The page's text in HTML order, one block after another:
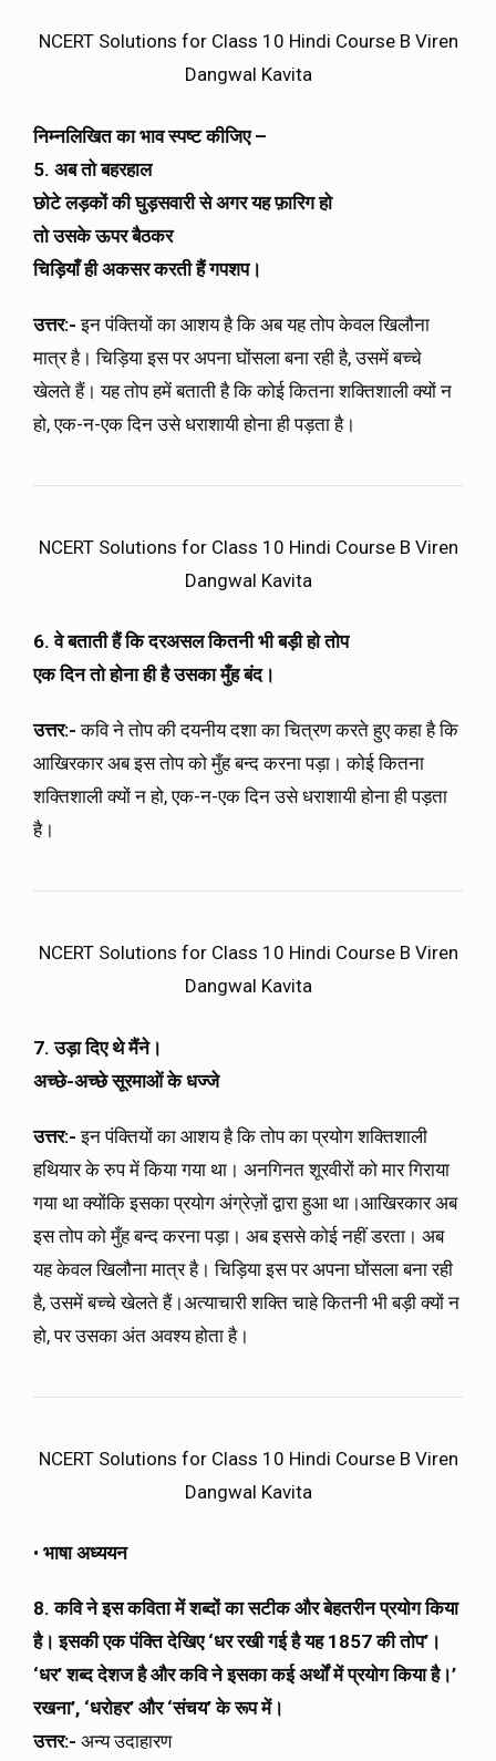
NCERT Solutions for Class 10 Hindi Course B Viren
Dangwal Kavita
निम्नलिखित का भाव स्पष्ट कीजिए –
5. अब तो बहरहाल
छोटे लड़कों की घुड़सवारी से अगर यह फ़ारिग हो
तो उसके ऊपर बैठकर
चिड़ियाँ ही अकसर करती हैं गपशप।
उत्तर:-इन पंक्तियों का आशय है कि अब यह तोप केवल खिलौना
मात्र है। चिड़िया इस पर अपना घोंसला बना रही है, उसमें बच्चे
खेलते हैं। यह तोप हमें बताती है कि कोई कितना शक्तिशाली क्यों न
हो, एक-न-एक दिन उसे धराशायी होना ही पड़ता है।
NCERT Solutions for Class 10 Hindi Course B Viren
Dangwal Kavita
6. वे बताती हैं कि दरअसल कितनी भी बड़ी हो तोप
एक दिन तो होना ही है उसका मुँह बंद।
उत्तर:-कवि ने तोप की दयनीय दशा का चित्रण करते हुए कहा है कि
आखिरकार अब इस तोप को मुँह बन्द करना पड़ा। कोई कितना
शक्तिशाली क्यों न हो, एक-न-एक दिन उसे धराशायी होना ही पड़ता
है।
NCERT Solutions for Class 10 Hindi Course B Viren
Dangwal Kavita
7. उड़ा दिए थे मैंने।
अच्छे-अच्छे सूरमाओं के धज्जे
उत्तर:-इन पंक्तियों का आशय है कि तोप का प्रयोग शक्तिशाली
हथियार के रुप में किया गया था। अनगिनत शूरवीरों को मार गिराया
गया था क्योंकि इसका प्रयोग अंग्रेज़ों द्वारा हुआ था।आखिरकार अब
इस तोप को मुँह बन्द करना पड़ा। अब इससे कोई नहीं डरता। अब
यह केवल खिलौना मात्र है। चिड़िया इस पर अपना घोंसला बना रही
है, उसमें बच्चे खेलते हैं।अत्याचारी शक्ति चाहे कितनी भी बड़ी क्यों न
हो, पर उसका अंत अवश्य होता है।
NCERT Solutions for Class 10 Hindi Course B Viren
Dangwal Kavita
• भाषा अध्ययन
8. कवि ने इस कविता में शब्दों का सटीक और बेहतरीन प्रयोग किया
है। इसकी एक पंक्ति देखिए ‘धर रखी गई है यह 1857 की तोप’।
‘धर’ शब्द देशज है और कवि ने इसका कई अर्थों में प्रयोग किया है।’
रखना’, ‘धरोहर’ और ‘संचय’ के रूप में।
उत्तर:- अन्य उदाहारण